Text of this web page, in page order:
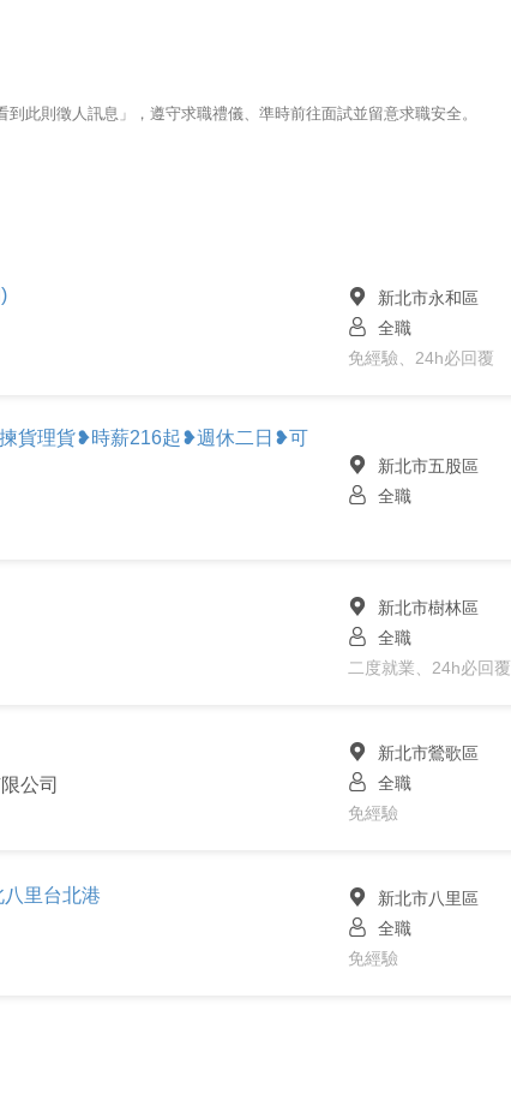
此則徵人訊息」，遵守求職禮儀、準時前往面試並留意求職安全。
新北市永和區
全職
免經驗、24h必回覆
貨理貨❥時薪216起❥週休二日❥可
新北市五股區
全職
新北市樹林區
全職
二度就業、24h必回覆
公司
新北市鶯歌區
全職
免經驗
里台北港
新北市八里區
全職
免經驗